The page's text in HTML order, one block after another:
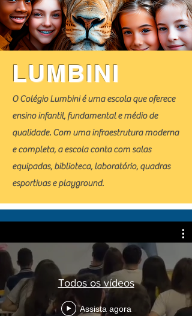
LUMBINI
O Colégio Lumbini é uma escola que oferece
ensino infantil, fundamental e médio de
qualidade. Com uma infraestrutura moderna
e completa, a escola conta com salas
equipadas, biblioteca, laboratório, quadras
esportivas e playground.
Todos os vídeos
Assista agora